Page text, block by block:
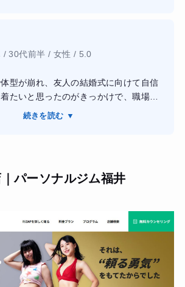
いたサプリメントの摂取タイミングな
常にプロフェッショナルです。
脂肪率が18%から12%まで落ち、目標だ
はっきりと見えるようになりました。
重量を扱う楽しさを知ったことで、ジ
でした。
、どうしても気になるのが荷物の多さ
やはりこういった店舗サービスが手厚
なと思います。
持っていく必要がなく店で出してくれ
/ 30代前半 / 女性 / 5.0
型が崩れ、友人の結婚式に向けて自信
たいと思ったのがきっかけで、職場か
麻布十番店を選びました。
論的な指導をしてくれました。特に
体重以上に見た目が引き締まり、長年の
善されました。料金は決して安くはあ
ウンドしにくい正しい知識と自信を手に
30代の自己投資としては非常に価値のあ
続きを読む ▼
パーソナルジム福井